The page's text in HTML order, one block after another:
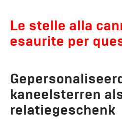
Le stelle alla
esaurite per
kaneelsterren
relatiegeschenk